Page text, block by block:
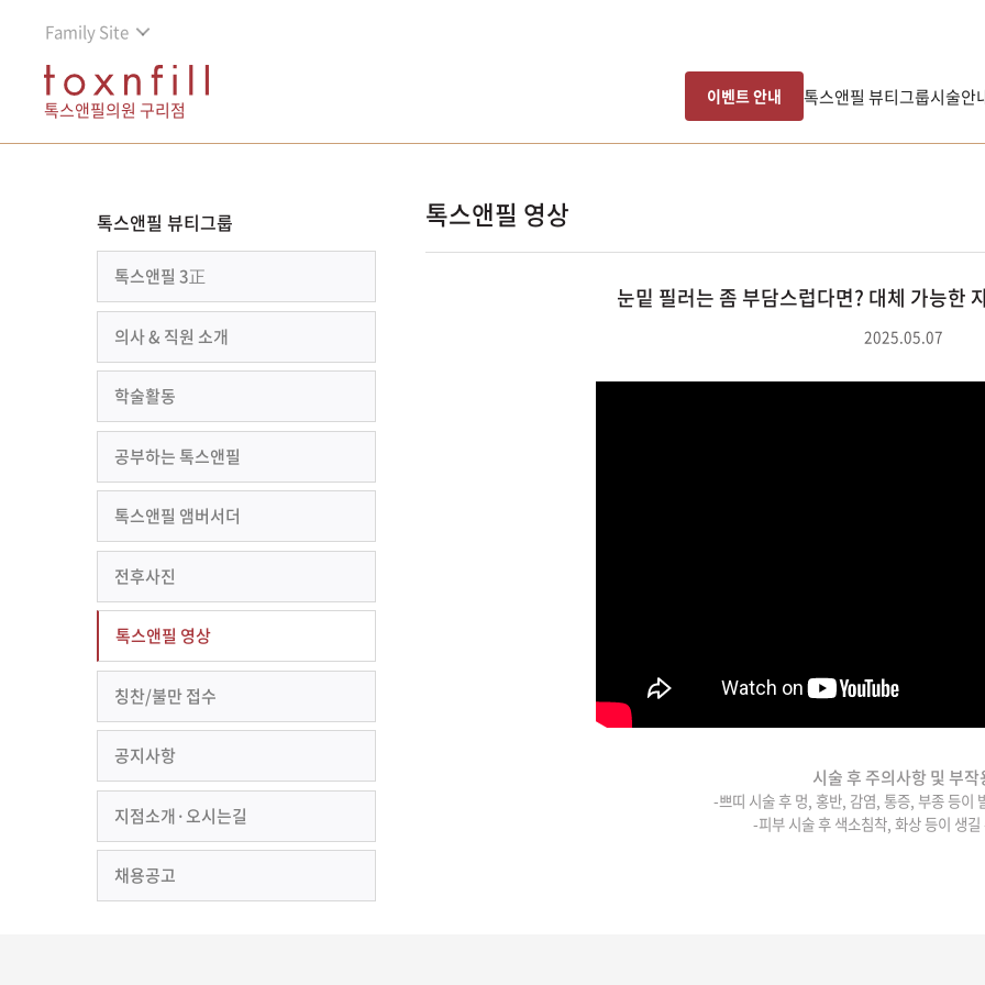
Family Site
톡스앤필의원 구리점
이벤트 안내 톡스앤필 뷰티그룹시술안
톡스앤필 뷰티그룹
톡스앤필 3正
의사 & 직원 소개
학술활동
공부하는 톡스앤필
톡스앤필 앰버서더
전후사진
톡스앤필 영상
칭찬/불만 접수
공지사항
지점소개·오시는길
채용공고
톡스앤필 영상
눈밑 필러는 좀 부담스럽다면? 대체 가능한
2025.05.07
시술 후 주의사항 및 부작
-쁘띠 시술 후 멍, 홍반, 감염, 통증, 부종 등이
-피부 시술 후 색소침착, 화상 등이 생